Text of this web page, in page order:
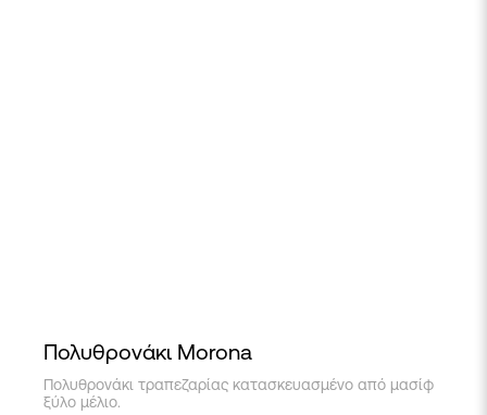
Πολυθρονάκι Morona
Πολυθρονάκι τραπεζαρίας κατασκευασμένο από μασίφ
ξύλο μέλιο.